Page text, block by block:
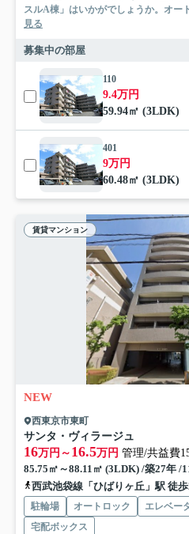
スルA棟」はいかがでしょうか。オー
見る
募集中の部屋
110
9.4万円
59.94㎡ (3LDK)
401
9万円
60.48㎡ (3LDK)
賃貸マンション
NEW
西東京市東町
サンタ・ヴィラージュ
16万円～ 16.5万円 管理/共益費
85.75㎡～88.11㎡ (3LDK) /築27年 /
西武池袋線「ひばりヶ丘」駅 徒
駐輪場 オートロック エレベー
宅配ボックス